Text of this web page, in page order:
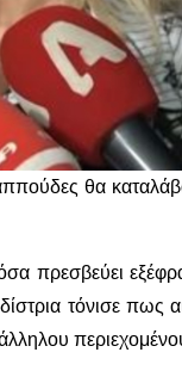
θα
πρεσβεύει
τόνισε πως